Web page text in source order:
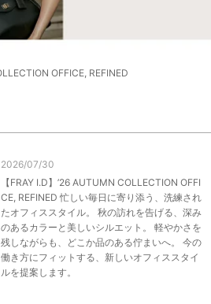
OFFICE, REFINED
2026/07/30
【FRAY I.D】’26 AUTUMN COLLECTION OFFI
CE, REFINED 忙しい毎日に寄り添う、洗練され
たオフィススタイル。 秋の訪れを告げる、深み
のあるカラーと美しいシルエット。 軽やかさを
残しながらも、どこか品のある佇まいへ。 今の
働き方にフィットする、新しいオフィススタイ
ルを提案します。